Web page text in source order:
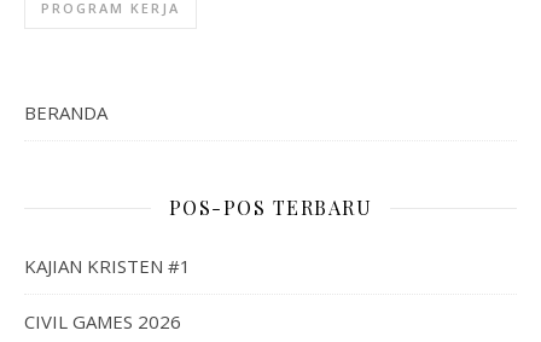
PROGRAM KERJA
BERANDA
POS-POS TERBARU
KAJIAN KRISTEN #1
CIVIL GAMES 2026